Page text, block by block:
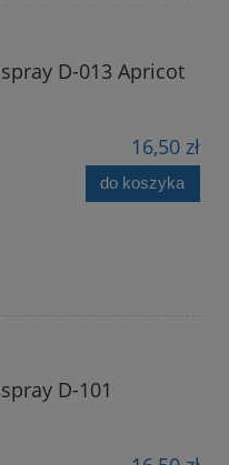
D-013 Apricot
16,50 zł
do koszyka
D-101